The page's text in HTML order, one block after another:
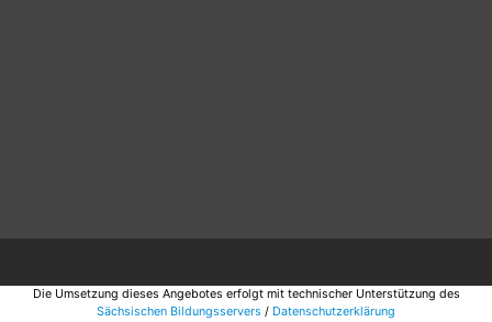
Die Umsetzung dieses Angebotes erfolgt mit technischer Unterstützung des
Sächsischen Bildungsservers / Datenschutzerklärung